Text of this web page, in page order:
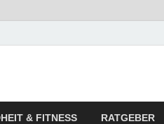
Tipps
& FITNESS RATGEBER